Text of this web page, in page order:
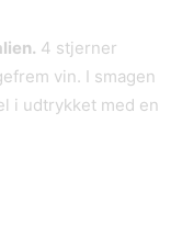
4 stjerner
vin. I smagen
i udtrykket med en